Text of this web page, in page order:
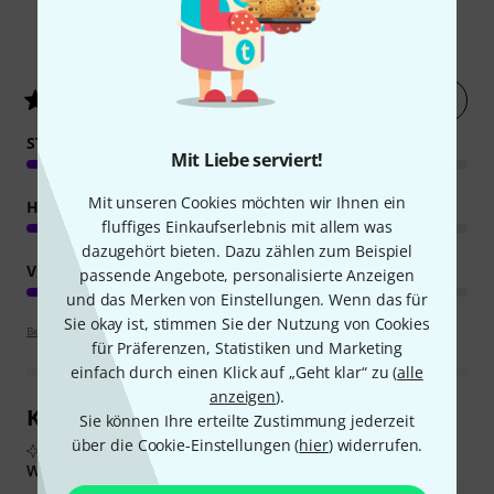
Mit Liebe serviert!
Mit unseren Cookies möchten wir Ihnen ein
fluffiges Einkaufserlebnis mit allem was
dazugehört bieten. Dazu zählen zum Beispiel
passende Angebote, personalisierte Anzeigen
und das Merken von Einstellungen. Wenn das für
Sie okay ist, stimmen Sie der Nutzung von Cookies
für Präferenzen, Statistiken und Marketing
einfach durch einen Klick auf „Geht klar“ zu (alle
anzeigen).
Sie können Ihre erteilte Zustimmung jederzeit
über die Cookie-Einstellungen (hier) widerrufen.
Kundenbewertungen
4.8/ 5
STABILITÄT
HANDLING
VERARBEITUNG
Bewertungsrichtlinien
Kundenrezensionen im Überblick
Aus echten Käuferbewertungen, zusammengefasst durch KI
Was Käufern gefiel: